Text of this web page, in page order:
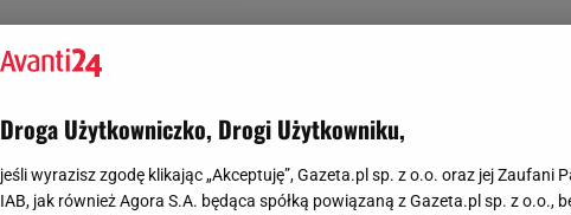
Droga Użytkowniczko, Drogi Użytkowniku,
jeśli wyrazisz zgodę klikając „Akceptuję”, Gazeta.pl sp. z o.o. oraz jej Zaufani
IAB, jak również Agora S.A. będąca spółką powiązaną z Gazeta.pl sp. z o.o.,